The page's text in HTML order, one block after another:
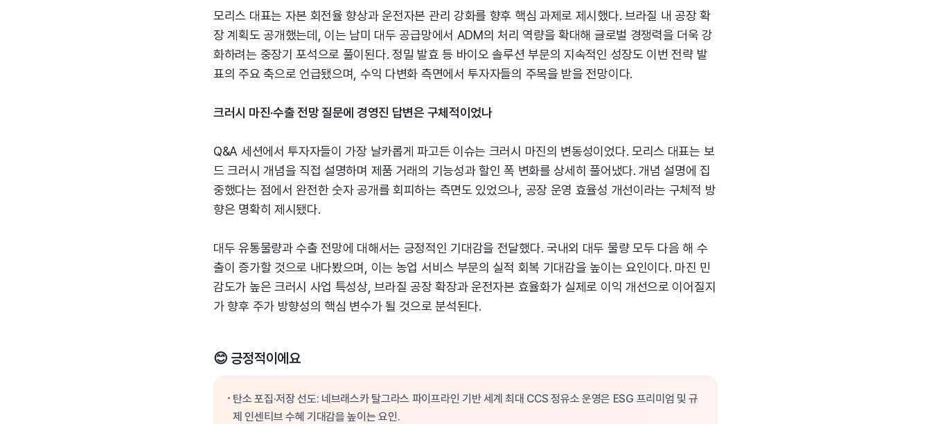
모리스 대표는 자본 회전율 향상과 운전자본 관리 강화를 향후 핵심 과제로 제시했다. 브라질 내 공장 확
장 계획도 공개했는데, 이는 남미 대두 공급망에서 ADM의 처리 역량을 확대해 글로벌 경쟁력을 더욱 강
화하려는 중장기 포석으로 풀이된다. 정밀 발효 등 바이오 솔루션 부문의 지속적인 성장도 이번 전략 발
표의 주요 축으로 언급됐으며, 수익 다변화 측면에서 투자자들의 주목을 받을 전망이다.
크러시 마진·수출 전망 질문에 경영진 답변은 구체적이었나
Q&A 세션에서 투자자들이 가장 날카롭게 파고든 이슈는 크러시 마진의 변동성이었다. 모리스 대표는 보
드 크러시 개념을 직접 설명하며 제품 거래의 기능성과 할인 폭 변화를 상세히 풀어냈다. 개념 설명에 집
중했다는 점에서 완전한 숫자 공개를 회피하는 측면도 있었으나, 공장 운영 효율성 개선이라는 구체적 방
향은 명확히 제시됐다.
대두 유통물량과 수출 전망에 대해서는 긍정적인 기대감을 전달했다. 국내외 대두 물량 모두 다음 해 수
출이 증가할 것으로 내다봤으며, 이는 농업 서비스 부문의 실적 회복 기대감을 높이는 요인이다. 마진 민
감도가 높은 크러시 사업 특성상, 브라질 공장 확장과 운전자본 효율화가 실제로 이익 개선으로 이어질지
가 향후 주가 방향성의 핵심 변수가 될 것으로 분석된다.
😊 긍정적이에요
탄소 포집·저장 선도: 네브래스카 탈그라스 파이프라인 기반 세계 최대 CCS 정유소 운영은 ESG 프리미엄 및 규
제 인센티브 수혜 기대감을 높이는 요인.